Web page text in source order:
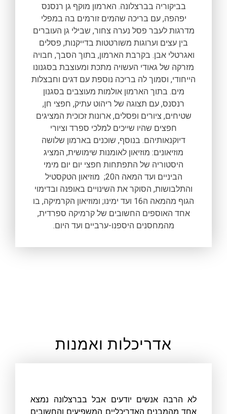
בביקוריה בברצלונה. הארמון מוקף גן רנסנס
יפהפה, עם בריכה שהמים זורמים בה במפלי
מדרגות לעבר פסל נערה צחור, שבילי גן העוברים
בין עצים וערוגות משורטטות בדייקנות, פסלים
ואגרטלי אבן. בקרבת הארמון, בתוך הסבך, חבויה
מזרקה של גאודי העשויה מתכת ומעוצבת בסגנונו
הייחודי, וסמוך לה בריכה נוספת עם דגים וחבצלות
מים. בתוך הארמון אולמות מעוצבים בסגנון
רנסנס, עם תצוגה של ריהוט עתיק, חפצי חן,
שטיחים, ציורים ופסלים, ארונות זכוכית המציגים
חפצים שהיו שייכים למלכי ספרד וציורי
דיוקנאותיהם. בנוסף, שוכנים בארמון שלושה
מוזיאונים: מוזיאון לאומנות שימושית, המציג
היסטוריה של התפתחות חפצי יום יום מימי
הביניים ועד המאה ה20; מוזיאון הטקסטיל
והתלבושות, הסוקר את השינויים באופנה ובדימוי
הגוף מהמאה ה16 ועד ימינו; ומוזיאון הקרמיקה, בו
אחד האוספים החשובים של קרמיקה ספרדית,
מהמחסנים היספנו-ערביים ועד היום.
אדריכלות ואמנות
לא הרבה אנשים יודעים אבל בברצלונה נמצא
אחד מהמבנים האדריכליים המשפיעים והחשובים